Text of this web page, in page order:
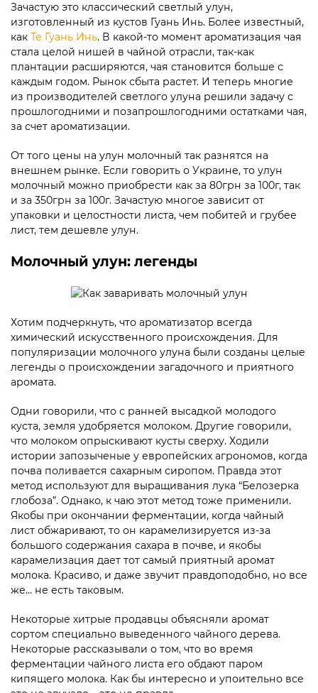
Зачастую это классический светлый улун,
изготовленный из кустов Гуань Инь. Более известный,
как Те Гуань Инь. В какой-то момент ароматизация чая
стала целой нишей в чайной отрасли, так-как
плантации расширяются, чая становится больше с
каждым годом. Рынок сбыта растет. И теперь многие
из производителей светлого улуна решили задачу с
прошлогодними и позапрошлогодними остатками чая,
за счет ароматизации.
От того цены на улун молочный так разнятся на
внешнем рынке. Если говорить о Украине, то улун
молочный можно приобрести как за 80грн за 100г, так
и за 350грн за 100г. Зачастую многое зависит от
упаковки и целостности листа, чем побитей и грубее
лист, тем дешевле улун.
Молочный улун: легенды
Хотим подчеркнуть, что ароматизатор всегда
химический искусственного происхождения. Для
популяризации молочного улуна были созданы целые
легенды о происхождении загадочного и приятного
аромата.
Одни говорили, что с ранней высадкой молодого
куста, земля удобряется молоком. Другие говорили,
что молоком опрыскивают кусты сверху. Ходили
истории запозыченые у европейских агрономов, когда
почва поливается сахарным сиропом. Правда этот
метод используют для выращивания лука “Белозерка
глобоза”. Однако, к чаю этот метод тоже применили.
Якобы при окончании ферментации, когда чайный
лист обжаривают, то он карамелизируется из-за
большого содержания сахара в почве, и якобы
карамелизация дает тот самый приятный аромат
молока. Красиво, и даже звучит правдоподобно, но все
же… не есть таковым.
Некоторые хитрые продавцы объясняли аромат
сортом специально выведенного чайного дерева.
Некоторые рассказывали о том, что во время
ферментации чайного листа его обдают паром
кипящего молока. Как бы интересно и упоительно все